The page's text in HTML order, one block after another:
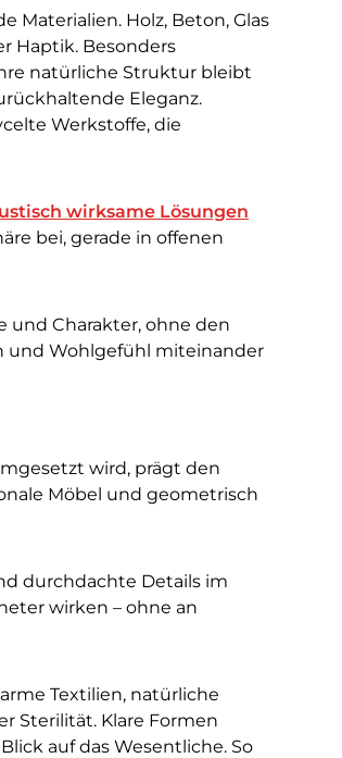
Materialien. Holz, Beton, Glas
Haptik. Besonders
natürliche Struktur bleibt
Eleganz.
Werkstoffe, die
wirksame Lösungen
bei, gerade in offenen
und Charakter, ohne den
und Wohlgefühl miteinander
wird, prägt den
Möbel und geometrisch
durchdachte Details im
wirken – ohne an
Textilien, natürliche
Sterilität. Klare Formen
auf das Wesentliche. So